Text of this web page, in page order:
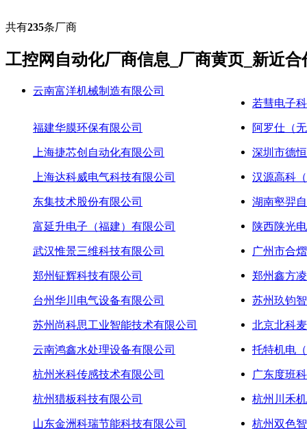
共有235条厂商
工控网自动化厂商信息_厂商黄页_新近合
云南富洋机械制造有限公司
若彗电子
福建华膜环保有限公司 阿罗仕（
上海捷芯创自动化有限公司 深圳市德
上海达科威电气科技有限公司 汉源高科
东集技术股份有限公司 湖南壑羿
富延升电子（福建）有限公司 陕西陕光
武汉惟景三维科技有限公司 广州市合
郑州钲辉科技有限公司 郑州鑫方
台州华川电气设备有限公司 苏州玖钧
苏州尚科思工业智能技术有限公司 北京北科
云南鸿鑫水处理设备有限公司 托特机电
杭州米科传感技术有限公司 广东度班
杭州猎板科技有限公司 杭州川禾
山东金洲科瑞节能科技有限公司 杭州双色